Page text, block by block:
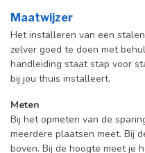
Maatwijzer
Het installeren van een
zelver goed te doen met
handleiding staat stap voor
bij jou thuis installeert.
Meten
Bij het opmeten van de
meerdere plaatsen meet. Bij
boven. Bij de hoogte meet je